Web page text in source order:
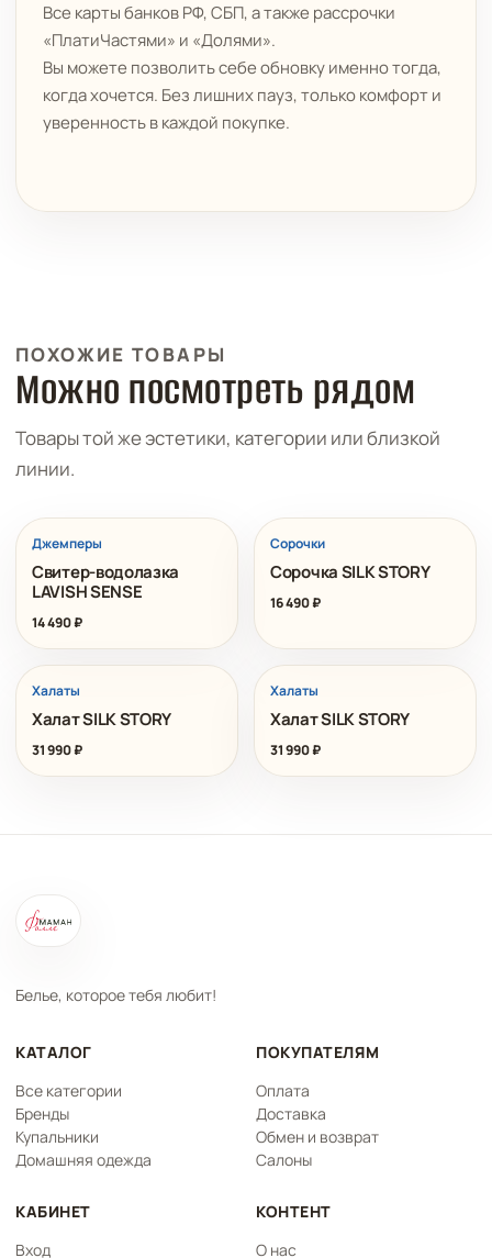
Все карты банков РФ, СБП, а также рассрочки
«ПлатиЧастями» и «Долями».
Вы можете позволить себе обновку именно тогда,
когда хочется. Без лишних пауз, только комфорт и
уверенность в каждой покупке.
ПОХОЖИЕ ТОВАРЫ
Можно посмотреть рядом
Товары той же эстетики, категории или близкой
линии.
Джемперы
Свитер-водолазка
LAVISH SENSE
14 490₽
Сорочки
Сорочка SILK STORY
16 490₽
Халаты
Халат SILK STORY
31 990₽
Халаты
Халат SILK STORY
31 990₽
Белье, которое тебя любит!
КАТАЛОГ
Все категории
Бренды
Купальники
Домашняя одежда
ПОКУПАТЕЛЯМ
Оплата
Доставка
Обмен и возврат
Салоны
КАБИНЕТ
Вход
КОНТЕНТ
О нас